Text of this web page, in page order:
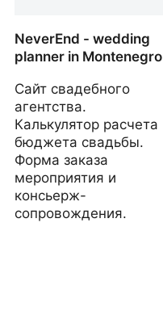
NeverEnd - wedding
planner in Montenegro
Сайт свадебного
агентства.
Калькулятор расчета
бюджета свадьбы.
Форма заказа
мероприятия и
консьерж-
сопровождения.